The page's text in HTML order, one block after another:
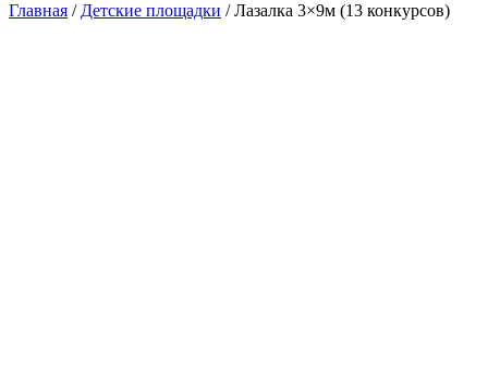
Главная / Детские площадки / Лазалка 3×9м (13 конкурсов)